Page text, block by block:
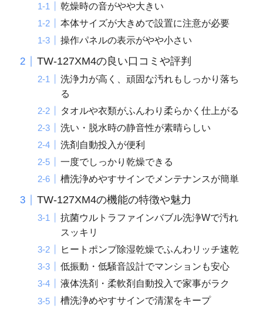
乾燥時の音がやや大きい
本体サイズが大きめで設置に注意が必要
操作パネルの表示がやや小さい
TW-127XM4の良い口コミや評判
洗浄力が高く、頑固な汚れもしっかり落ち
る
タオルや衣類がふんわり柔らかく仕上がる
洗い・脱水時の静音性が素晴らしい
洗剤自動投入が便利
一度でしっかり乾燥できる
槽洗浄めやすサインでメンテナンスが簡単
TW-127XM4の機能の特徴や魅力
抗菌ウルトラファインバブル洗浄Wで汚れ
スッキリ
ヒートポンプ除湿乾燥でふんわリッチ速乾
低振動・低騒音設計でマンションも安心
液体洗剤・柔軟剤自動投入で家事がラク
槽洗浄めやすサインで清潔をキープ